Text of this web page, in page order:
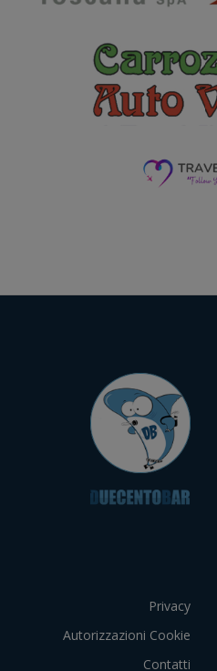
Privacy
Autorizzazioni Cookie
Contatti